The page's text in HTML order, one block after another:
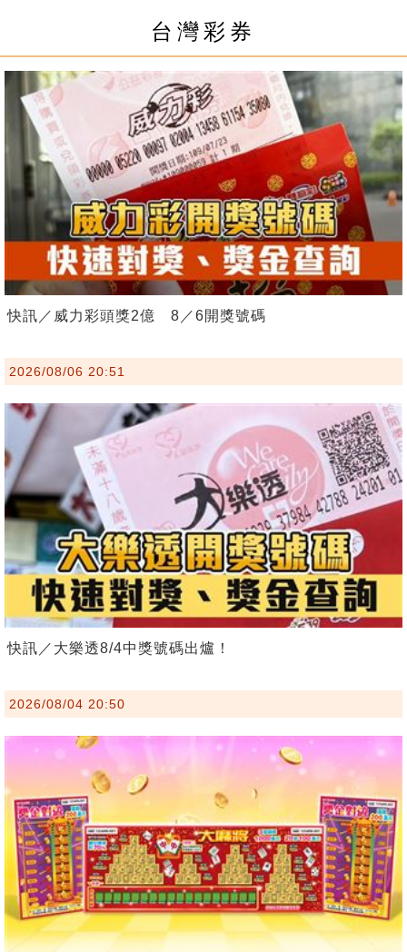
台灣彩券
快訊／威力彩頭獎2億 8／6開獎號碼
2026/08/06 20:51
快訊／大樂透8/4中獎號碼出爐！
2026/08/04 20:50